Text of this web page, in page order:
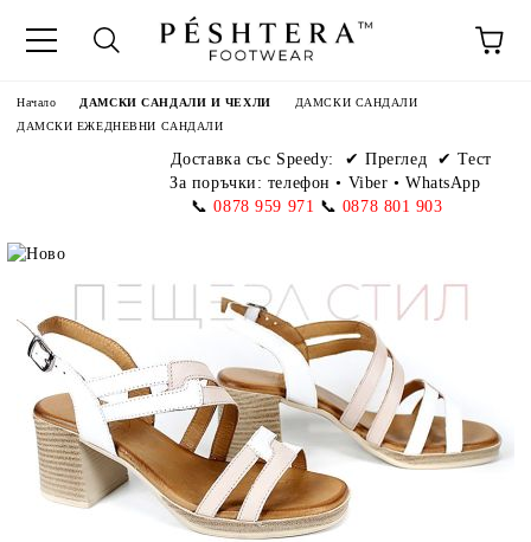
Начало ДАМСКИ САНДАЛИ И ЧЕХЛИ
ДАМСКИ САНДАЛИ
ДАМСКИ ЕЖЕДНЕВНИ САНДАЛИ
Доставка със Speedy:
✔ Преглед ✔ Тест
За поръчки: телефон• Viber • WhatsApp
📞 0878 959 971 📞 0878 801 903